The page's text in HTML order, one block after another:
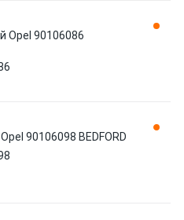
Opel 90106086
90106098 BEDFORD